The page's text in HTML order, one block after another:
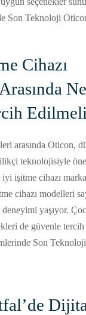
Son Teknoloji
Cihazı
arasında Oticon,
teknolojisiyle öne
işitme cihazı
cihazı modelleri
yaşıyor.
de güvenle
Son